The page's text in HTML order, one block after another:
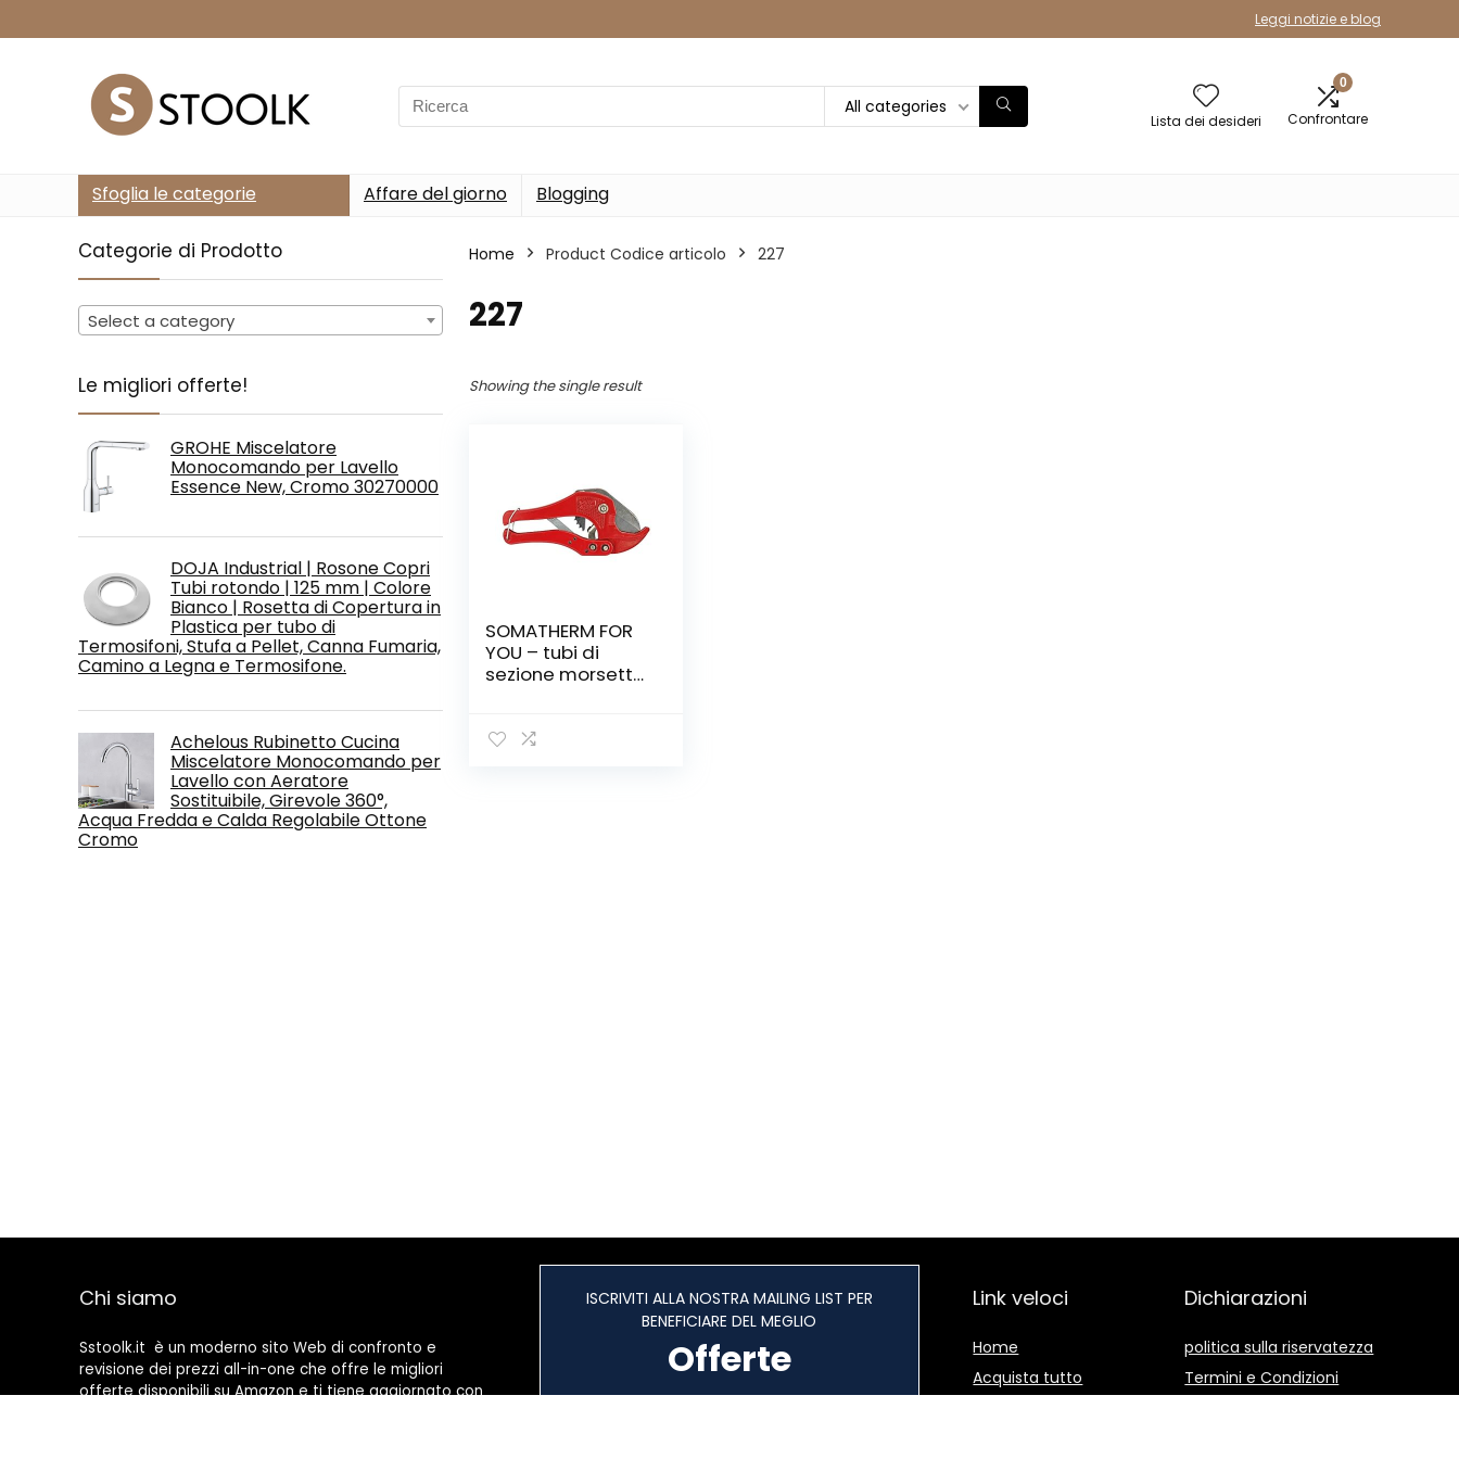
Leggi notizie e blog
Search
for:
All categories
Lista dei desideri
0
Confrontare
Sfoglia le categorie Affare del giorno Blogging
Categorie di Prodotto
Select a category
Le migliori offerte!
GROHE Miscelatore
Monocomando per Lavello
Essence New, Cromo 30270000
DOJA Industrial | Rosone Copri
Tubi rotondo | 125 mm | Colore
Bianco | Rosetta di Copertura in
Plastica per tubo di
Termosifoni, Stufa a Pellet, Canna Fumaria,
Camino a Legna e Termosifone.
Achelous Rubinetto Cucina
Miscelatore Monocomando per
Lavello con Aeratore
Sostituibile, Girevole 360°,
Acqua Fredda e Calda Regolabile Ottone
Cromo
Home Product Codice articolo ‎227
‎227
Showing the single result
SOMATHERM FOR
YOU – tubi di
sezione morsetto
– multistrato) D12
Chi siamo
Sstoolk.it è un moderno sito Web di confronto e
revisione dei prezzi all-in-one che offre le migliori
offerte disponibili su Amazon e ti tiene aggiornato con
ISCRIVITI ALLA NOSTRA MAILING LIST PER
BENEFICIARE DEL MEGLIO
Offerte
Link veloci
Home
Acquista tutto
Dichiarazioni
politica sulla riservatezza
Termini e Condizioni